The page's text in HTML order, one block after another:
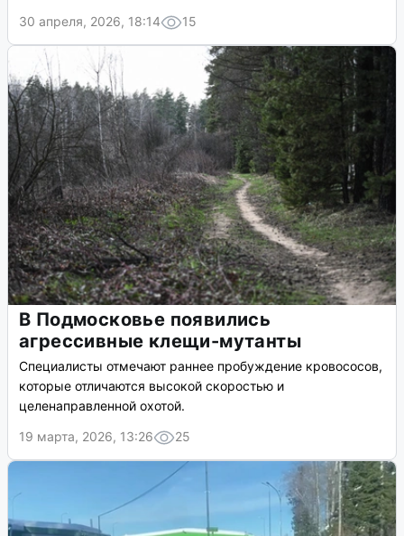
30 апреля, 2026, 18:14
15
В Подмосковье появились
агрессивные клещи-мутанты
Специалисты отмечают раннее пробуждение кровососов,
которые отличаются высокой скоростью и
целенаправленной охотой.
19 марта, 2026, 13:26
25